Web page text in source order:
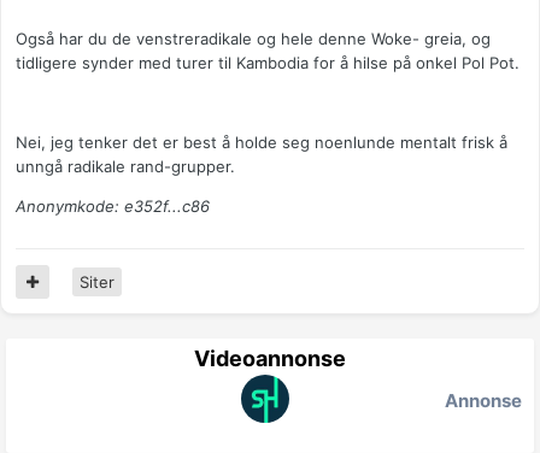
Også har du de venstreradikale og hele denne Woke- greia, og
tidligere synder med turer til Kambodia for å hilse på onkel Pol Pot.
Nei, jeg tenker det er best å holde seg noenlunde mentalt frisk å
unngå radikale rand-grupper.
Anonymkode: e352f...c86
Siter
Videoannonse
Annonse